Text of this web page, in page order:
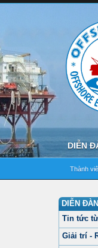
DIỄN
Thành
DIỄN ĐÀN
Tin tức
Giải trí -